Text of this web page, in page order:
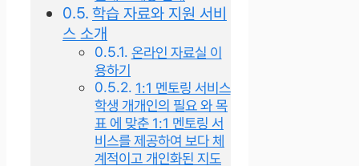
학습 자료와 지원 서비
스 소개
온라인 자료실 이
용하기
1:1 멘토링 서비스
학생 개개인의 필요 와 목
표 에 맞춘 1:1 멘토링 서
비스를 제공하여 보다 체
계적이고 개인화된 지도